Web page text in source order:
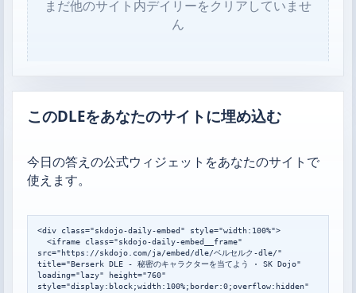
まだ他のサイト内デイリーをクリアしていませ
ん
このDLEをあなたのサイトに埋め込む
今日の答えの公式ウィジェットをあなたのサイトで
使えます。
<div class="skdojo-daily-embed" style="width:100%">
src="https://skdojo.com/ja/embed/dle/ベルセルク-dle/"
title="Berserk DLE - 秘密のキャラクターを当てよう · SK Dojo"
loading="lazy" height="760"
style="display:block;width:100%;border:0;overflow:hidden"